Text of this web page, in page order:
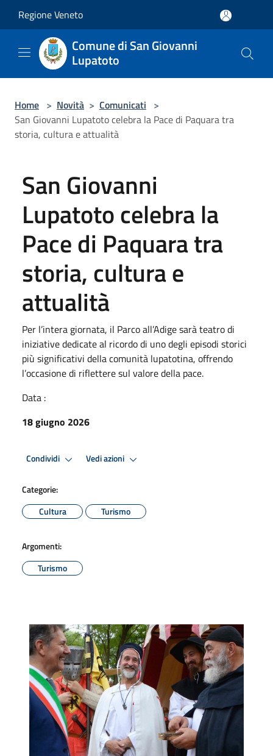
Regione Veneto
Comune di San Giovanni
Lupatoto
Home > Novità > Comunicati >
San Giovanni Lupatoto celebra la Pace di Paquara tra
storia, cultura e attualità
San Giovanni
Lupatoto celebra la
Pace di Paquara tra
storia, cultura e
attualità
Per l’intera giornata, il Parco all’Adige sarà teatro di
iniziative dedicate al ricordo di uno degli episodi storici
più significativi della comunità lupatotina, offrendo
l’occasione di riflettere sul valore della pace.
Data :
18 giugno 2026
Condividi Vedi azioni
Categorie:
Cultura
Turismo
Argomenti:
Turismo